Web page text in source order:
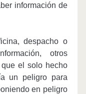
información de
despacho o
otros
el solo hecho
un peligro para
en peligro